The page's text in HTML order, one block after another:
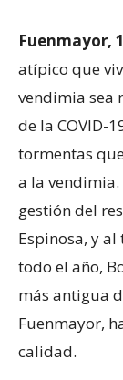
Fuenmayor,
atípico que
vendimia sea
de la COVID-
tormentas
a la
gestión del
Espinosa, y
todo el año,
más antigua
Fuenmayor,
calidad.